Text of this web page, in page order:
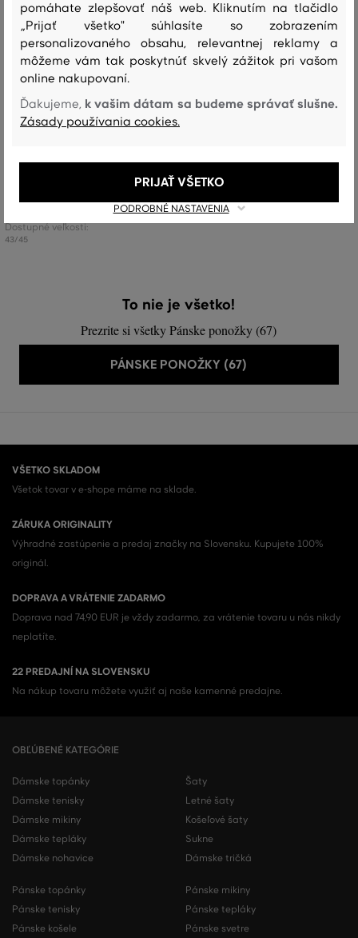
ZĽAVA -50 %
10,90 €
Dostupné veľkosti:
43/45
To nie je všetko!
Prezrite si všetky Pánske ponožky (67)
PÁNSKE PONOŽKY (67)
VŠETKO SKLADOM
Všetok tovar v e-shope máme na sklade.
ZÁRUKA ORIGINALITY
Výhradné zastúpenie a predaj značky na Slovensku. Kupujete 100%
originál.
DOPRAVA A VRÁTENIE ZADARMO
Doprava nad 74,90 EUR je vždy zadarmo, za vrátenie tovaru u nás nikdy
neplatíte.
22 PREDAJNÍ NA SLOVENSKU
Na nákup tovaru môžete využiť aj naše kamenné predajne.
OBĽÚBENÉ KATEGÓRIE
Dámske topánky
Dámske tenisky
Dámske mikiny
Dámske tepláky
Dámske nohavice
Šaty
Letné šaty
Košeľové šaty
Sukne
Dámske tričká
Pánske topánky
Pánske tenisky
Pánske košele
Pánske mikiny
Pánske tepláky
Pánske svetre
pomáhate zlepšovať náš web. Kliknutím na tlačidlo
„Prijať všetko" súhlasíte so zobrazením
personalizovaného obsahu, relevantnej reklamy a
môžeme vám tak poskytnúť skvelý zážitok pri vašom
online nakupovaní.
Ďakujeme, k vašim dátam sa budeme správať slušne.
Zásady používania cookies.
PODROBNÉ NASTAVENIA
PRIJAŤ VŠETKO